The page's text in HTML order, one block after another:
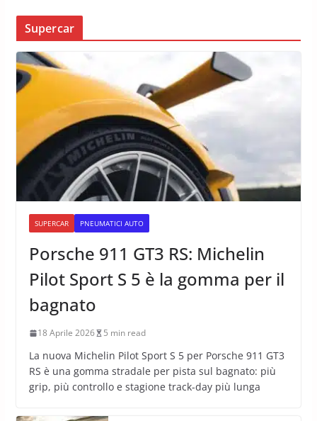
Supercar
SUPERCAR PNEUMATICI AUTO
Porsche 911 GT3 RS: Michelin
Pilot Sport S 5 è la gomma per il
bagnato
18 Aprile 2026 5 min read
La nuova Michelin Pilot Sport S 5 per Porsche 911 GT3
RS è una gomma stradale per pista sul bagnato: più
grip, più controllo e stagione track-day più lunga